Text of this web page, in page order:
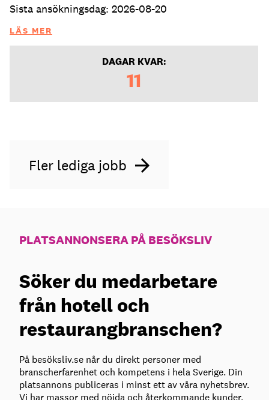
Sista ansökningsdag: 2026-08-20
LÄS MER
DAGAR KVAR:
11
Fler lediga jobb
PLATSANNONSERA PÅ BESÖKSLIV
Söker du medarbetare
från hotell och
restaurangbranschen?
På besöksliv.se når du direkt personer med
branscherfarenhet och kompetens i hela Sverige. Din
platsannons publiceras i minst ett av våra nyhetsbrev.
Vi har massor med nöjda och återkommande kunder,